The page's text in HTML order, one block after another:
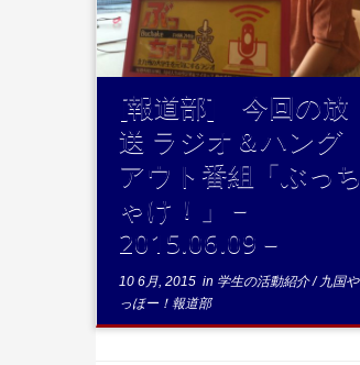
...続きを読む
[報道部] 今回の放
送 ラジオ＆ハング
アウト番組「ぶっち
ゃけ！」－
2015.06.09－
10 6月, 2015 in 学生の活動紹介/九国や
っほー！報道部